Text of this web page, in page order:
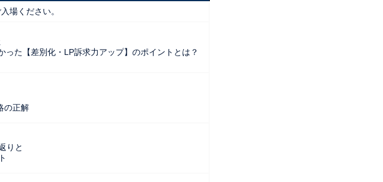
場ください。
った【差別化・LP訴求力アップ】のポイントとは？
の正解
りと